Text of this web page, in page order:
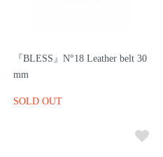
『BLESS』N°18 Leather belt 30
mm
SOLD OUT